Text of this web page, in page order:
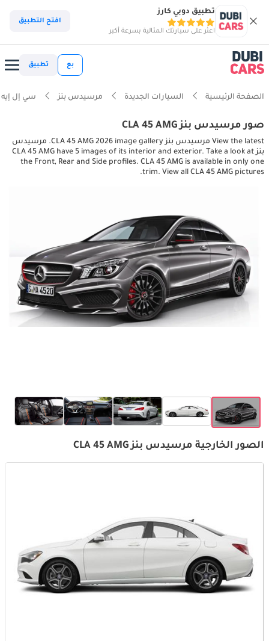
تطبيق دوبي كارز
اعثر على سيارتك المثالية بسرعة أكبر
افتح التطبيق
بع تطبيق
الصفحة الرئيسية السيارات الجديدة مرسيدس بنز سي إل
صور مرسيدس بنز CLA 45 AMG
View the latest مرسيدس بنز CLA 45 AMG 2026 image gallery. مرسيدس
بنز CLA 45 AMG have 5 images of its interior and exterior. Take a look at
the Front, Rear and Side profiles. CLA 45 AMG is available in only one
trim. View all CLA 45 AMG pictures.
الصور الخارجية مرسيدس بنز CLA 45 AMG